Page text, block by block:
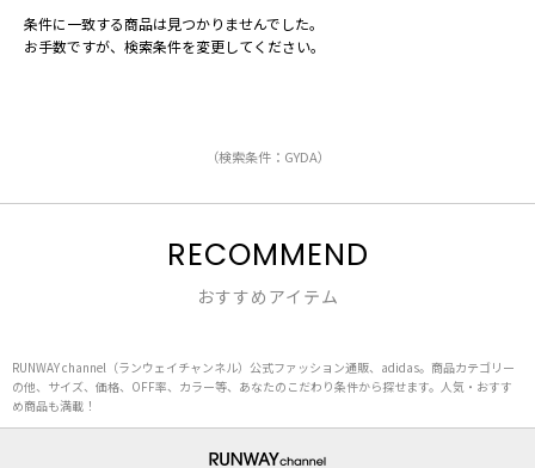
条件に一致する商品は見つかりませんでした。
お手数ですが、検索条件を変更してください。
（検索条件：GYDA）
RECOMMEND
おすすめアイテム
RUNWAY channel（ランウェイチャンネル）公式ファッション通販、adidas。商品カテゴリー
の他、サイズ、価格、OFF率、カラー等、あなたのこだわり条件から探せます。人気・おすす
め商品も満載！